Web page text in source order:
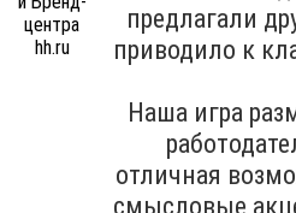
предлагали
приводило к
Наша игра
отличная
смысловые